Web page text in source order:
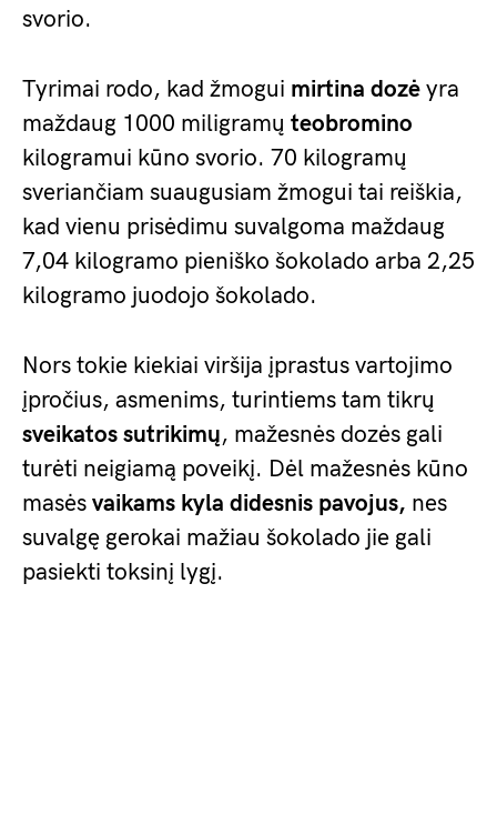
svorio.
Tyrimai rodo, kad žmogui mirtina dozė yra
maždaug 1000 miligramų teobromino
kilogramui kūno svorio. 70 kilogramų
sveriančiam suaugusiam žmogui tai reiškia,
kad vienu prisėdimu suvalgoma maždaug
7,04 kilogramo pieniško šokolado arba 2,25
kilogramo juodojo šokolado.
Nors tokie kiekiai viršija įprastus vartojimo
įpročius, asmenims, turintiems tam tikrų
sveikatos sutrikimų, mažesnės dozės gali
turėti neigiamą poveikį. Dėl mažesnės kūno
masės vaikams kyla didesnis pavojus, nes
suvalgę gerokai mažiau šokolado jie gali
pasiekti toksinį lygį.